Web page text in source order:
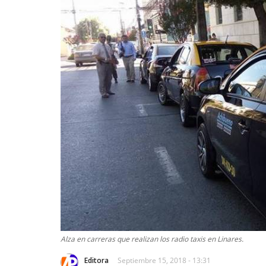
Alza en carreras que realizan los radio taxis en Linares.
Editora Septiembre 15, 2018 - 13:31